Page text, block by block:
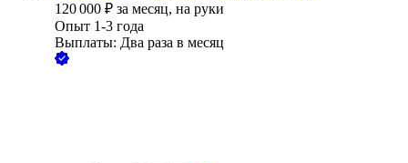
120 000 ₽ за месяц, на руки
Опыт 1-3 года
Выплаты: Два раза в месяц